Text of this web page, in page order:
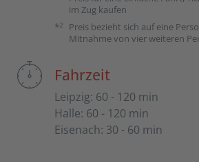
im Zug kaufen
*2
Preis bezieht sich auf eine
Mitnahme von vier weiteren
Fahrzeit
Leipzig: 60 - 120 min
Halle: 60 - 120 min
Eisenach: 30 - 60 min